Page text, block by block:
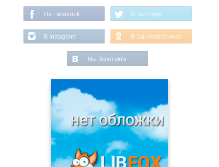
На Facebook В Твиттере
В Instagram В Одноклассниках
Мы Вконтакте